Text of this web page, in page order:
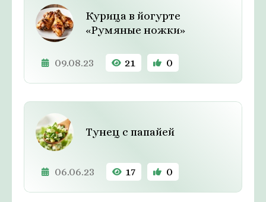
Курица в йогурте
«Румяные ножки»
09.08.23 21 0
Тунец с папайей
06.06.23 17 0